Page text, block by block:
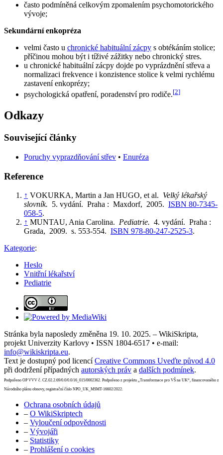
často podmíněná celkovým zpomalením psychomotorického
vývoje;
Sekundární enkopréza
velmi často u chronické habituální zácpy s obtékáním stolice;
příčinou mohou být i tíživé zážitky nebo chronický stres.
u chronické habituální zácpy dojde po vyprázdnění střeva a
normalizaci frekvence i konzistence stolice k velmi rychlému
zastavení enkoprézy;
psychologická opatření, poradenství pro rodiče.[2]
Odkazy
Související články
Poruchy vyprazdňování střev • Enuréza
Reference
↑ VOKURKA, Martin a Jan HUGO, et al. Velký lékařský
slovník. 5. vydání. Praha : Maxdorf, 2005. ISBN 80-7345-
058-5.
↑ MUNTAU, Ania Carolina. Pediatrie. 4. vydání. Praha :
Grada, 2009. s. 553-554. ISBN 978-80-247-2525-3.
Kategorie:
Heslo
Vnitřní lékařství
Pediatrie
Stránka byla naposledy změněna 19. 10. 2025. – WikiSkripta,
projekt Univerzity Karlovy • ISSN 1804-6517 • e-mail:
info@wikiskripta.eu.
Text je dostupný pod licencíCreative Commons Uveďte původ 4.0
při dodržení případných autorských práv a dalších podmínek.
Podpořeno OP VVV č. CZ.02.2.69/0.0/0.0/16_015/0002362. Podpořeno z projektu „Transformace pro VŠ na UK“, financovaného z
Národního plánu obnovy, registrační číslo NPO_UK_MSMT-16602/2022.
Ochrana osobních údajů
– O WikiSkriptech
– Vyloučení odpovědnosti
– Vývojáři
– Statistiky
– Prohlášení o cookies